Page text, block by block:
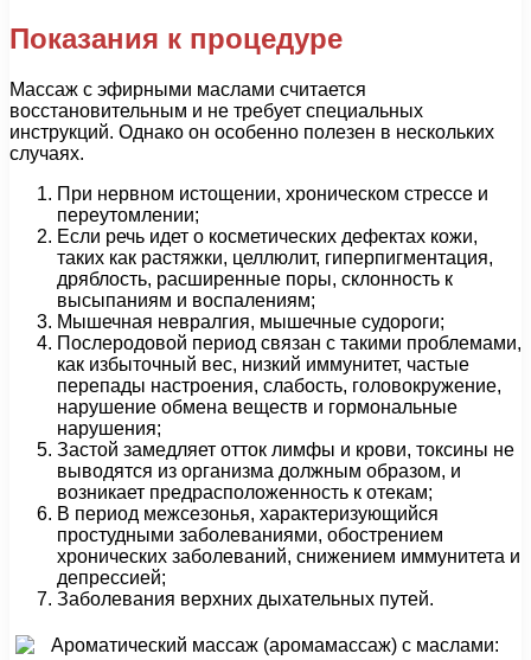
Показания к процедуре
Массаж с эфирными маслами считается
восстановительным и не требует специальных
инструкций. Однако он особенно полезен в нескольких
случаях.
При нервном истощении, хроническом стрессе и
переутомлении;
Если речь идет о косметических дефектах кожи,
таких как растяжки, целлюлит, гиперпигментация,
дряблость, расширенные поры, склонность к
высыпаниям и воспалениям;
Мышечная невралгия, мышечные судороги;
Послеродовой период связан с такими проблемами,
как избыточный вес, низкий иммунитет, частые
перепады настроения, слабость, головокружение,
нарушение обмена веществ и гормональные
нарушения;
Застой замедляет отток лимфы и крови, токсины не
выводятся из организма должным образом, и
возникает предрасположенность к отекам;
В период межсезонья, характеризующийся
простудными заболеваниями, обострением
хронических заболеваний, снижением иммунитета и
депрессией;
Заболевания верхних дыхательных путей.